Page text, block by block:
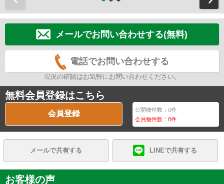
メールでお問い合わせする(無料)
電話でお問い合わせする
現況の確認はお気軽にお問い合わせください。
無料会員登録はこちら
会員登録 公開物件数：0件
会員物件数：0件
メールで共有する LINEで共有する
お客様の声